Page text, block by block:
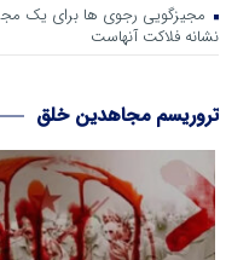
مجیزگویی رجوی ها برای یک
نشانه فلاکت آنهاست
تروریسم مجاهدین خلق